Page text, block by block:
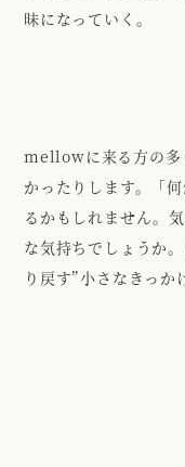
昧になっていく。
mellowに来る方の多
かったりします。「
るかもしれません。
な気持ちでしょうか
り戻す”小さなきっか